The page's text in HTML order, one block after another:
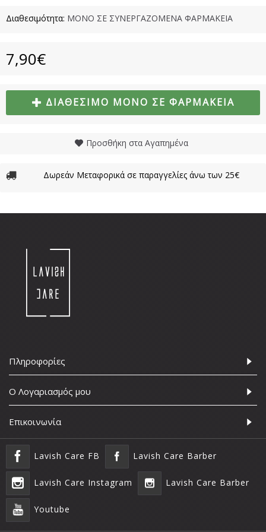
Διαθεσιμότητα: ΜΟΝΟ ΣΕ ΣΥΝΕΡΓΑΖΟΜΕΝΑ ΦΑΡΜΑΚΕΙΑ
7,90€
ΔΙΑΘΈΣΙΜΟ ΜΌΝΟ ΣΕ ΦΑΡΜΑΚΕΊΑ
Προσθήκη στα Αγαπημένα
Δωρεάν Μεταφορικά σε παραγγελίες άνω των 25€
Πληροφορίες
Ο Λογαριασμός μου
Επικοινωνία
Lavish Care FB Lavish Care Barber
Lavish Care Instagram Lavish Care Barber
Youtube